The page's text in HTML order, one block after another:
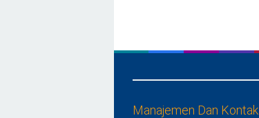
Manajemen Dan Kontak